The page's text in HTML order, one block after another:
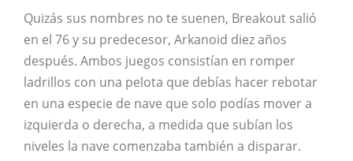
Quizás sus nombres no te suenen, Breakout salió
en el 76 y su predecesor, Arkanoid diez años
después. Ambos juegos consistían en romper
ladrillos con una pelota que debías hacer rebotar
en una especie de nave que solo podías mover a
izquierda o derecha, a medida que subían los
niveles la nave comenzaba también a disparar.